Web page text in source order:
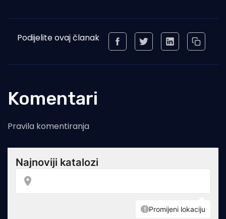
Podijelite ovaj članak
Komentari
Pravila komentiranja